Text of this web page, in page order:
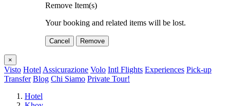
Remove Item(s)
Your booking and related items will be lost.
Cancel Remove
×
Visto Hotel Assicurazione Volo Intl Flights Experiences Pick-up
Transfer Blog Chi Siamo Private Tour!
Hotel